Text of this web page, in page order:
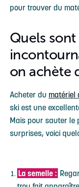
pour trouver du
Quels
on achète
Acheter du matériel
ski est une
Mais pour sauter le
surprises, voici
La semelle :